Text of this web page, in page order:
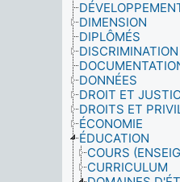
DIMENSION
DIPLÔMÉS
DISCRIMINATION
DONNÉES
DROIT ET
DROITS ET
ÉCONOMIE
ÉDUCATION
COURS
CURRICULUM